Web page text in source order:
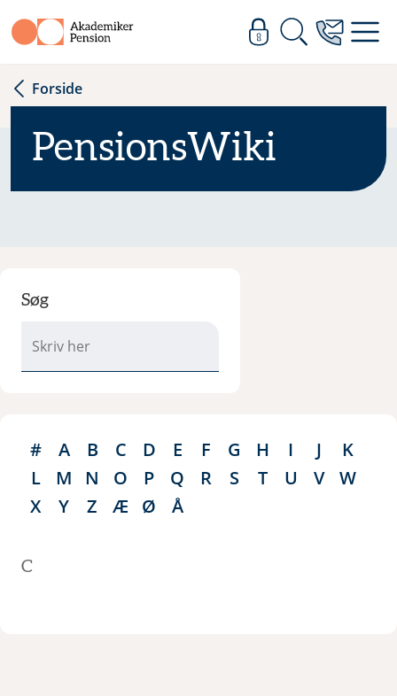
Forside
PensionsWiki
Søg
# A B C D E F G H I J
K
L
M N O P Q R S T U V
W
X
Y Z Æ Ø Å
C